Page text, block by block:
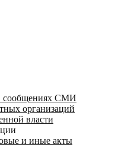
сообщениях СМИ
организаций
власти
и иные акты